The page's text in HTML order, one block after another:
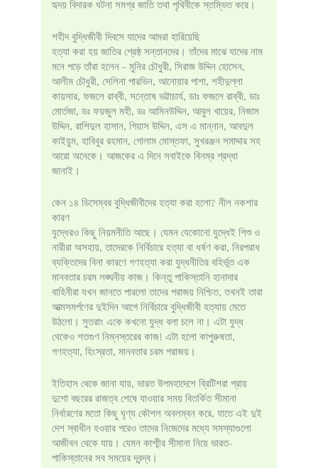
হৃদয় বিদারক ঘটনা সমগ্র জাতি তথা পৃথিবীকে স্তম্ভিত করে।
শহীদ বুদ্ধিজীবী দিবসে যাদের আমরা হারিয়েছি
হত্যা করা হয় জাতির শ্রেষ্ঠ সন্তানদের। তাঁদের মাঝে যাদের নাম
মনে পড়ে তাঁরা হলেন – মুনির চৌধুরী, সিরাজ উদ্দিন হোসেন,
আলীম চৌধুরী, সেলিনা পারভিন, আনোয়ার পাশা, শহীদুল্লা
কায়সার, ফজলে রাব্বী, সন্তোষ ভট্টাচার্য, ডাঃ ফজলে রাব্বী, ডাঃ
মোর্তজা, ডঃ ফয়জুল মহী, ডঃ আমিনউদ্দিন, আবুল খায়ের, নিজাম
উদ্দিন, রাশিদুল হাসান, গিয়াস উদ্দিন, এস এ মান্নান, আবদুল
কাইয়ুম, হাবিবুর রহমান, গোলাম মোস্তফা, সুখরঞ্জন সমাদ্দার সহ
আরো অনেকে। আজকের এ দিনে সবাইকে বিনম্র শ্রদ্ধা
জানাই।
কেন ১৪ ডিসেম্বর বুদ্ধিজীবীদের হত্যা করা হলো? নীল নকশার
কারণ
যুদ্ধেরও কিছু নিয়মনীতি আছে। যেমন যেকোনো যুদ্ধেই শিশু ও
নারীরা অসহায়, তাদেরকে নির্বিচারে হত্যা বা ধর্ষণ করা, নিরপরাধ
ব্যক্তিদের বিনা কারণে গণহত্যা করা যুদ্ধনীতির বহির্ভূত এক
মানবতার চরম লঙ্ঘনীয় কাজ। কিন্তু পাকিস্তানি হানাদার
বাহিনীরা যখন জানতে পারলো তাদের পরাজয় নিশ্চিত, তখনই তারা
আত্মসমর্পণের দুইদিন আগে নির্বিচারে বুদ্ধিজীবী হত্যায় মেতে
উঠলো। সুতরাং একে কখনো যুদ্ধ বলা চলে না। এটা যুদ্ধ
থেকেও শতগুণ নিম্নস্তরের কাজ! এটা হলো কাপুরুষতা,
গণহত্যা, হিংস্রতা, মানবতার চরম পরাজয়।
ইতিহাস থেকে জানা যায়, ভারত উপমহাদেশে ব্রিটিশরা প্রায়
দুশো বছরের রাজত্ব শেষে যাওয়ার সময় বিতর্কিত সীমানা
নির্ধারণের মতো কিছু ঘৃণ্য কৌশল অবলম্বন করে, যাতে এই দুই
দেশ স্বাধীন হওয়ার পরেও তাদের নিজেদের মধ্যে সমস্যাগুলো
আজীবন থেকে যায়। যেমন কাশ্মীর সীমানা নিয়ে ভারত-
পাকিস্তানের সব সময়ের দ্বন্দ্ব।